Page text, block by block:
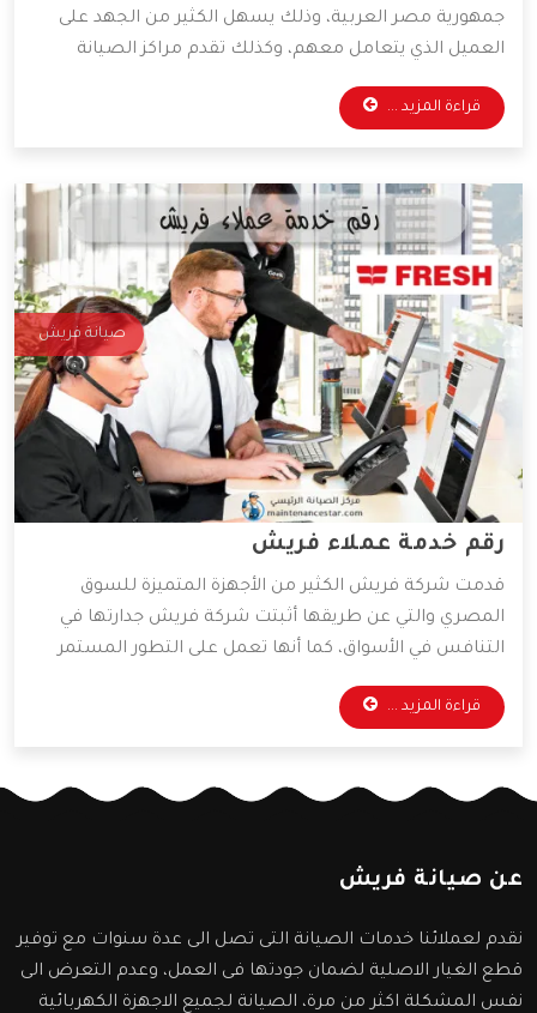
جمهورية مصر العربية، وذلك يسهل الكثير من الجهد على
العميل الذي يتعامل معهم، وكذلك تقدم مراكز الصيانة
قطع غيار أصلية وخدمات صيانة بأقل الأسعار الممكنة،
ولذلك يفضل التعامل معها الكثير من العملاء، وسوف
قراءة المزيد ...
صيانة فريش
رقم خدمة عملاء فريش
قدمت شركة فريش الكثير من الأجهزة المتميزة للسوق
المصري والتي عن طريقها أثبتت شركة فريش جدارتها في
التنافس في الأسواق، كما أنها تعمل على التطور المستمر
لأجهزتها المتوفرة، و ذلك للعمل على راحة العميل بأكبر كم
من التطور التكنولوجي، وقد وفرت الشركة خدمات مهمة
قراءة المزيد ...
عن صيانة فريش
نقدم لعملائنا خدمات الصيانة التى تصل الى عدة سنوات مع توفير
قطع الغيار الاصلية لضمان جودتها فى العمل، وعدم التعرض الى
نفس المشكلة اكثر من مرة، الصيانة لجميع الاجهزة الكهربائية